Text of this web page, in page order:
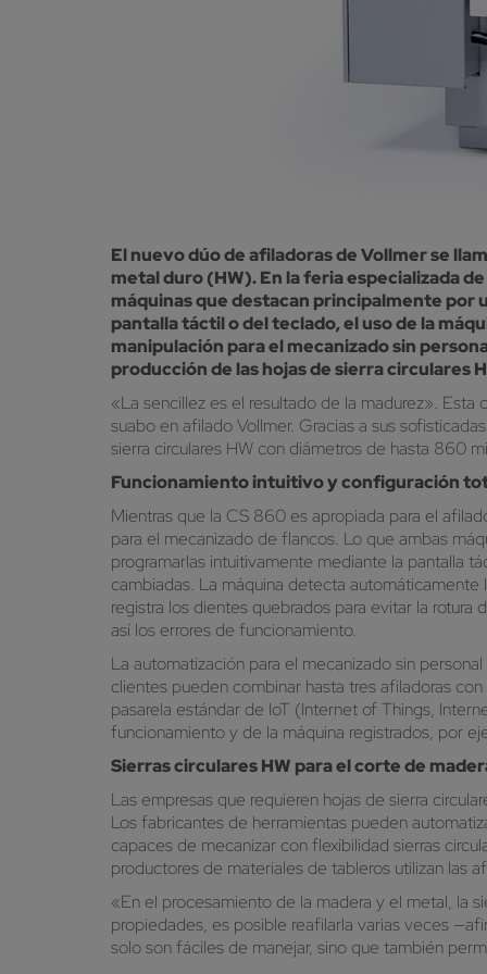
El nuevo dúo de afiladoras de Vollmer se
metal duro (HW). En la feria especializada
máquinas que destacan principalmente por
pantalla táctil o del teclado, el uso de la
manipulación para el mecanizado sin
producción de las hojas de sierra circulares
«La sencillez es el resultado de la madurez».
suabo en afilado Vollmer. Gracias a sus
sierra circulares HW con diámetros de hasta 860
Funcionamiento intuitivo y configuración
Mientras que la CS 860 es apropiada para el
para el mecanizado de flancos. Lo que ambas
programarlas intuitivamente mediante la pantalla
cambiadas. La máquina detecta
registra los dientes quebrados para evitar la
así los errores de funcionamiento.
La automatización para el mecanizado sin
clientes pueden combinar hasta tres afiladoras
pasarela estándar de IoT (Internet of Things,
funcionamiento y de la máquina registrados, por
Sierras circulares HW para el corte de
Las empresas que requieren hojas de sierra
Los fabricantes de herramientas pueden
capaces de mecanizar con flexibilidad sierras
productores de materiales de tableros utilizan las
«En el procesamiento de la madera y el metal, la
propiedades, es posible reafilarla varias veces
solo son fáciles de manejar, sino que también